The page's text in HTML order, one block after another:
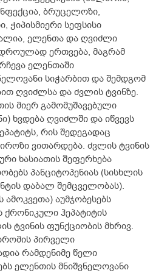
ბრუცელოზი,
ჭიპისმიერი სეფსისი
ელენთა და ღვიძლი
ერთვება, მაგრამ
ელენთაში
სიჭარბით და შემდგომ
ღვიძლსა და ძვლის ტვინზე.
მიერ გამომუშავებული
ხვდება ღვიძლში და იწვევს
რის შედეგადაც
ვითარდება. ძვლის ტვინის
ხასიათის შეფერხება
პანციტოპენიას (სისხლის
დაბალ შემცველობას).
აუმჯობესებს
ჰეპატიტის
ტვინის ფუნქციობის მხრივ.
პირველი
რამდენიმე წელი
ელენთის მნიშვნელოვანი